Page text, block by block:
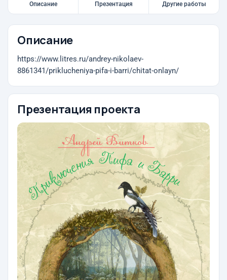
Описание Презентация Другие работы
Описание
https://www.litres.ru/andrey-nikolaev-
8861341/priklucheniya-pifa-i-barri/chitat-onlayn/
Презентация проекта